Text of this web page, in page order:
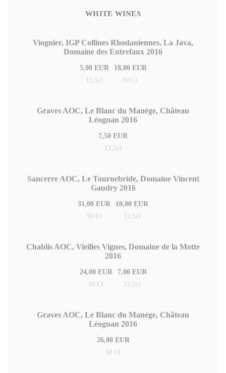
WHITE WINES
Viognier, IGP Collines Rhodaniennes, La Java,
Domaine des Entrefaux 2016
5,00 EUR
12,5cl
18,00 EUR
50 Cl
Graves AOC, Le Blanc du Manège, Château
Léognan 2016
7,50 EUR
12,5cl
Sancerre AOC, Le Tournebride, Domaine Vincent
Gaudry 2016
31,00 EUR
50 Cl
10,00 EUR
12,5cl
Chablis AOC, Vieilles Vignes, Domaine de la Motte
2016
24,00 EUR
50 Cl
7,00 EUR
12,5cl
Graves AOC, Le Blanc du Manège, Château
Léognan 2016
26,00 EUR
50 Cl